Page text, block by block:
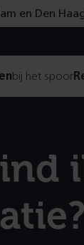
en Den
bij het spoor